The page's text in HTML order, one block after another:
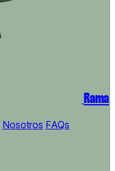
Rama
Nosotros FAQs